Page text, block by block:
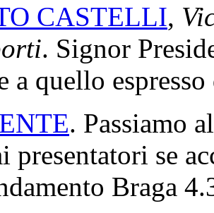
CASTELLI,
. Signor
a quello
. Passiamo
presentatori se
Braga